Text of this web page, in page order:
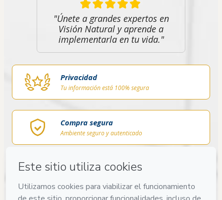
"Únete a grandes expertos en
Visión Natural y aprende a
implementarla en tu vida."
Privacidad
Tu información está 100% segura
Compra segura
Ambiente seguro y autenticado
Entrega por email